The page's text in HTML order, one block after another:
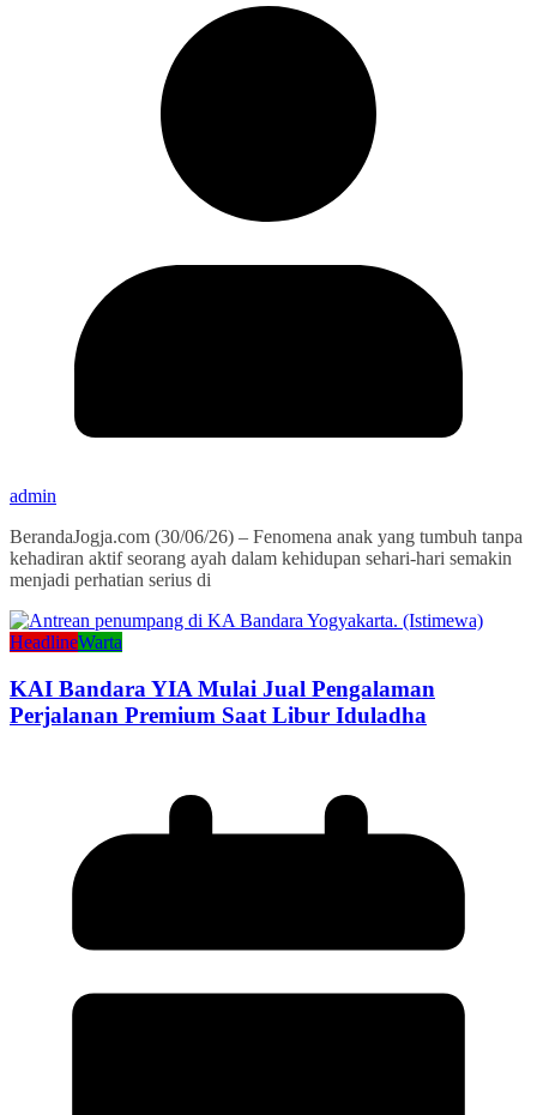
admin
BerandaJogja.com (30/06/26) – Fenomena anak yang tumbuh tanpa
kehadiran aktif seorang ayah dalam kehidupan sehari-hari semakin
menjadi perhatian serius di
HeadlineWarta
KAI Bandara YIA Mulai Jual Pengalaman
Perjalanan Premium Saat Libur Iduladha